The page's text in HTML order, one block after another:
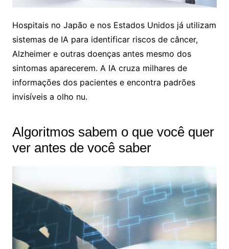
Hospitais no Japão e nos Estados Unidos já utilizam
sistemas de IA para identificar riscos de câncer,
Alzheimer e outras doenças antes mesmo dos
sintomas aparecerem. A IA cruza milhares de
informações dos pacientes e encontra padrões
invisíveis a olho nu.
Algoritmos sabem o que você quer
ver antes de você saber